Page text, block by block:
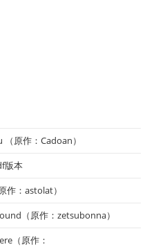
原作：Cadoan）
版本
作：astolat）
（原作：zetsubonna）
（原作：